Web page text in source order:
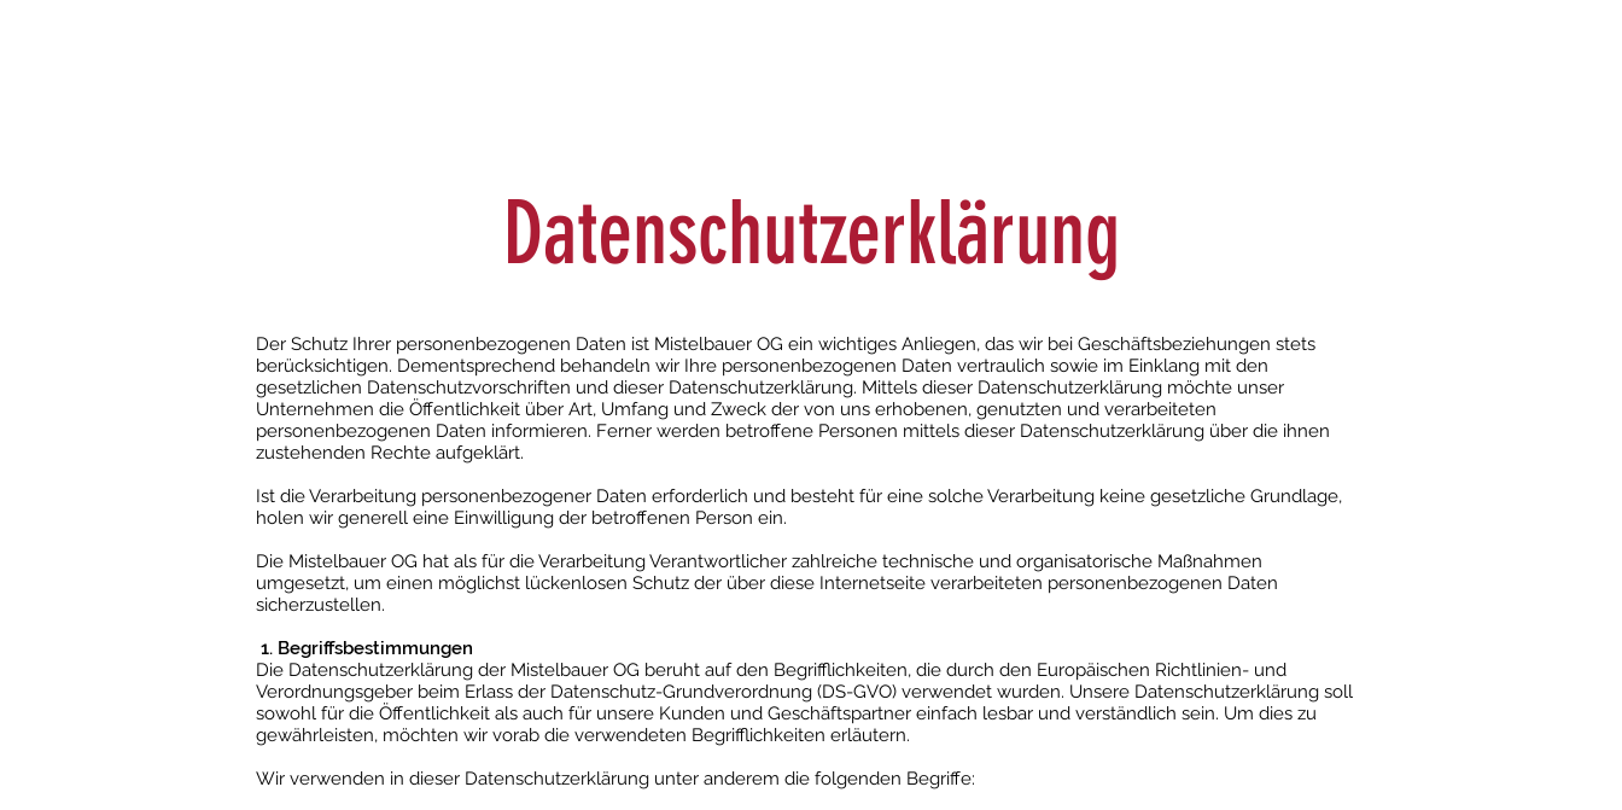
Datenschutzerklärung
Der Schutz Ihrer personenbezogenen Daten ist Mistelbauer OG ein wichtiges Anliegen, das wir bei Geschäftsbeziehungen stets
berücksichtigen. Dementsprechend behandeln wir Ihre personenbezogenen Daten vertraulich sowie im Einklang mit den
gesetzlichen Datenschutzvorschriften und dieser Datenschutzerklärung. Mittels dieser Datenschutzerklärung möchte unser
Unternehmen die Öffentlichkeit über Art, Umfang und Zweck der von uns erhobenen, genutzten und verarbeiteten
personenbezogenen Daten informieren. Ferner werden betroffene Personen mittels dieser Datenschutzerklärung über die ihnen
zustehenden Rechte aufgeklärt.
Ist die Verarbeitung personenbezogener Daten erforderlich und besteht für eine solche Verarbeitung keine gesetzliche Grundlage,
holen wir generell eine Einwilligung der betroffenen Person ein.
Die Mistelbauer OG hat als für die Verarbeitung Verantwortlicher zahlreiche technische und organisatorische Maßnahmen
umgesetzt, um einen möglichst lückenlosen Schutz der über diese Internetseite verarbeiteten personenbezogenen Daten
sicherzustellen.
1. Begriffsbestimmungen
Die Datenschutzerklärung der Mistelbauer OG beruht auf den Begrifflichkeiten, die durch den Europäischen Richtlinien- und
Verordnungsgeber beim Erlass der Datenschutz-Grundverordnung (DS-GVO) verwendet wurden. Unsere Datenschutzerklärung soll
sowohl für die Öffentlichkeit als auch für unsere Kunden und Geschäftspartner einfach lesbar und verständlich sein. Um dies zu
gewährleisten, möchten wir vorab die verwendeten Begrifflichkeiten erläutern.
Wir verwenden in dieser Datenschutzerklärung unter anderem die folgenden Begriffe: